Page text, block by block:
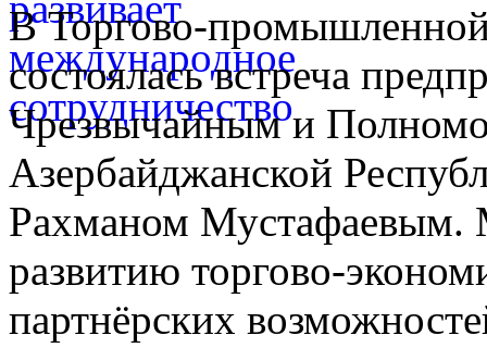
В Торгово-
состоялась встреча
Чрезвычайным и
Азербайджанской
Рахманом Мустафаевым.
развитию торгово-
партнёрских